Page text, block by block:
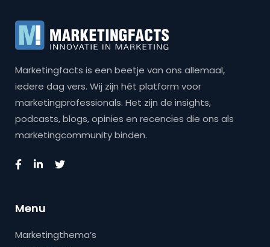
Marketingfacts is een beetje van ons allemaal,
iedere dag vers. Wij zijn hét platform voor
marketingprofessionals. Het zijn de insights,
podcasts, blogs, opinies en recencies die ons als
marketingcommunity binden.
Menu
Marketingthema’s